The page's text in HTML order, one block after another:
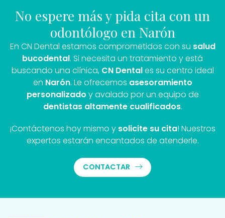
No espere más y pida cita con un
odontólogo en Narón
En CN Dental estamos comprometidos con su salud
bucodental. Si necesita un tratamiento y está
buscando una clínica, CN Dentales su centro ideal
en Narón. Le ofrecemos asesoramiento
personalizado y avalado por un equipo de
dentistas altamente cualificados.
¡Contáctenos hoy mismo y solicite su cita! Nuestros
expertos estarán encantados de atenderle.
CONTACTAR